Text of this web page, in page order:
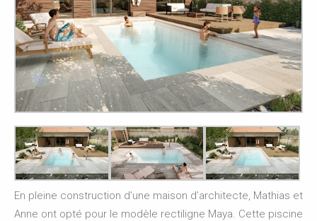
En pleine construction d’une maison d’architecte, Mathias et
Anne ont opté pour le modèle rectiligne Maya. Cette piscine